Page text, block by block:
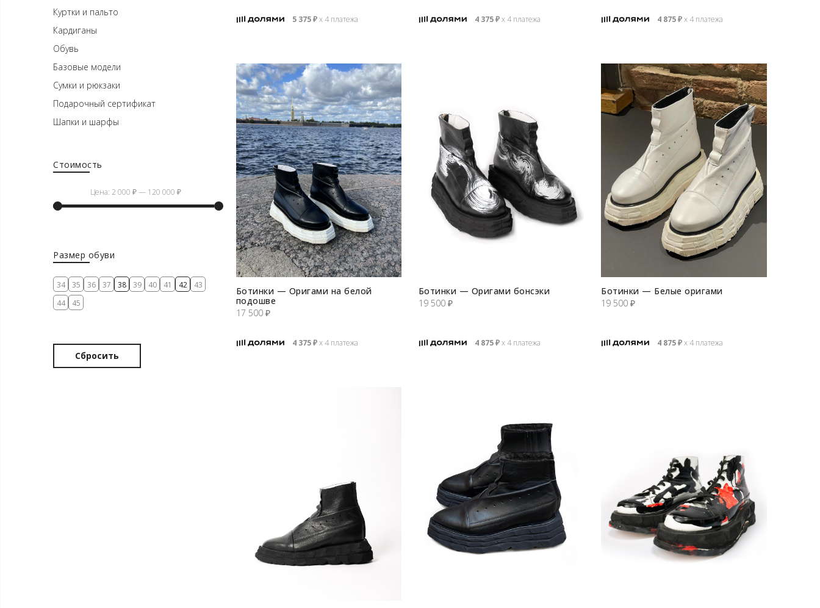
5 375₽х 4 платежа 4 375₽х 4 платежа 4 875₽х 4 платежа
Ботинки — Оригами на белой
подошве
17 500 ₽
4 375₽х 4 платежа
Ботинки — Оригами бонсэки
19 500 ₽
4 875₽х 4 платежа
Ботинки — Белые оригами
19 500₽
4 875₽х 4 платежа
Куртки и пальто
Кардиганы
Обувь
Базовые модели
Сумки и рюкзаки
Подарочный сертификат
Шапки и шарфы
Стоимость
Цена:2 000 ₽— 120 000 ₽
Размер обуви
34 35 36 37 38 39 40 41 42
43
44
45
Сбросить